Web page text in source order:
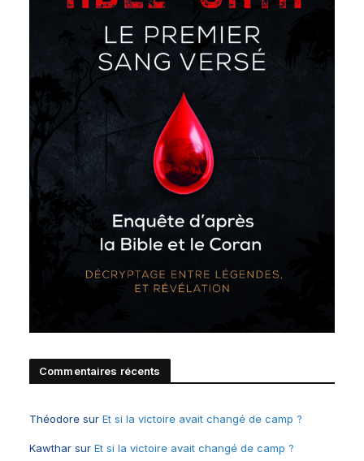
Commentaires récents
Théodore sur Et si la victoire avait changé de camp ?
Kawthar sur Et si la victoire avait changé de camp ?